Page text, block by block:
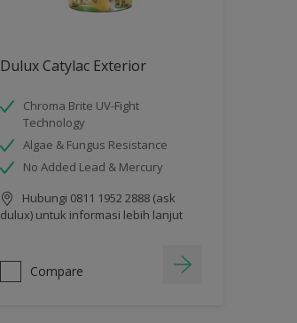
Dulux Catylac Exterior
Chroma Brite UV-Fight
Technology
Algae & Fungus Resistance
No Added Lead & Mercury
Hubungi 0811 1952 2888 (ask
dulux) untuk informasi lebih lanjut
Compare